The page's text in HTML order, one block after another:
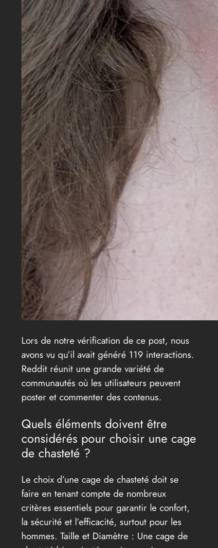
Lors de notre vérification de ce post, nous
avons vu qu’il avait généré 119 interactions.
Reddit réunit une grande variété de
communautés où les utilisateurs peuvent
poster et commenter des contenus.
Quels éléments doivent être
considérés pour choisir une cage
de chasteté ?
Le choix d’une cage de chasteté doit se
faire en tenant compte de nombreux
critères essentiels pour garantir le confort,
la sécurité et l’efficacité, surtout pour les
hommes. Taille et Diamètre : Une cage de